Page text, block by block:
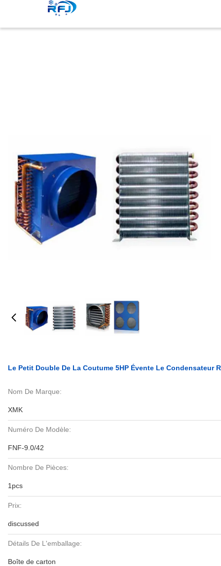
Le Petit Double De La Coutume 5HP Évente Le Condensateur
Nom De Marque:
XMK
Numéro De Modèle:
FNF-9.0/42
Nombre De Pièces:
1pcs
Prix:
discussed
Détails De L'emballage:
Boîte de carton